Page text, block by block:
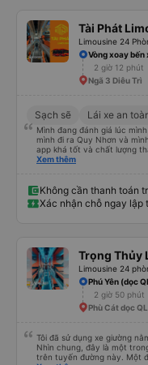
Tài Phát
Limousine 24
Vòng xoay bến
2 giờ 12 phút
Ngã 3 Diêu Trì
Sạch sẽ Lái xe an
Mình đang đánh giá lúc
mình đi ra Quy Nhơn và
app khá tốt và chất lượng
giường đôi và vừa đủ cho 2
trung chuyển và lên xe lớn
có cả bánh và sữa miễn phí
mền, gối và đặc biệt là có
Xem thêm
Không cần thanh toán
Xác nhận chỗ ngay lập
Trọng Thủy
Limousine 24
Phú Yên (dọc
2 giờ 50 phút
Phù Cát dọc
Tôi đã sử dụng xe giường
Nhìn chung, đây là một
trên tuyến đường này. Một